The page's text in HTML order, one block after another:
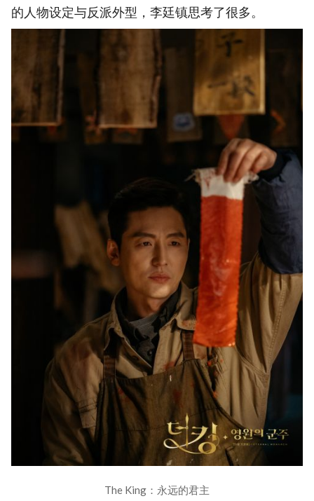
的人物设定与反派外型，李廷镇思考了很多。
The King：永远的君主